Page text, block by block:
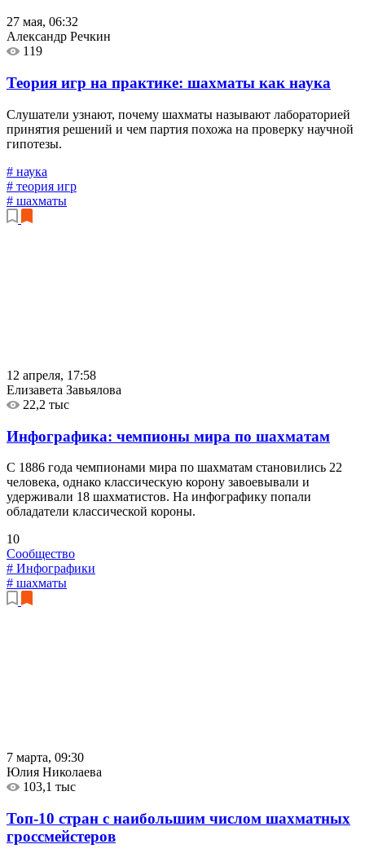
27 мая, 06:32
Александр Речкин
119
Теория игр на практике: шахматы как наука
Слушатели узнают, почему шахматы называют лабораторией
принятия решений и чем партия похожа на проверку научной
гипотезы.
# наука
# теория игр
# шахматы
12 апреля, 17:58
Елизавета Завьялова
22,2 тыс
Инфографика: чемпионы мира по шахматам
С 1886 года чемпионами мира по шахматам становились 22
человека, однако классическую корону завоевывали и
удерживали 18 шахматистов. На инфографику попали
обладатели классической короны.
10
Сообщество
# Инфографики
# шахматы
7 марта, 09:30
Юлия Николаева
103,1 тыс
Топ-10 стран с наибольшим числом шахматных
гроссмейстеров